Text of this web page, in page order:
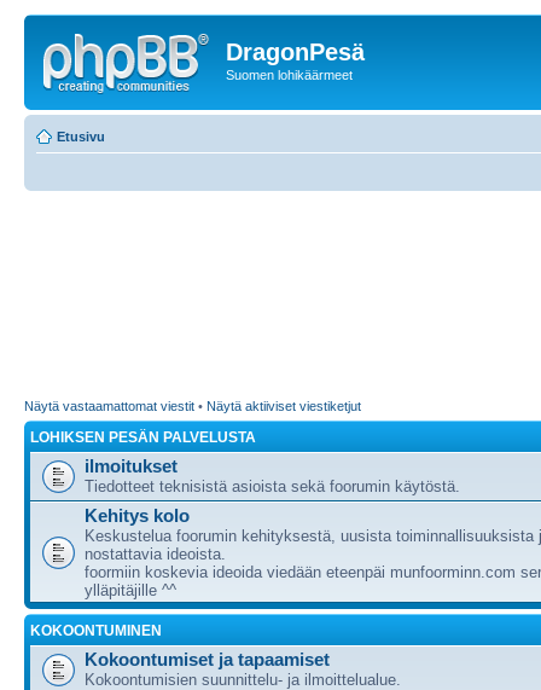
DragonPesä
Suomen lohikäärmeet
Etusivu
Näytä vastaamattomat viestit • Näytä aktiiviset viestiketjut
LOHIKSEN PESÄN PALVELUSTA
ilmoitukset
Tiedotteet teknisistä asioista sekä foorumin käytöstä.
Kehitys kolo
Keskustelua foorumin kehityksestä, uusista toiminnallisuuksista
nostattavia ideoista.
foormiin koskevia ideoida viedään eteenpäi munfoorminn.com
ylläpitäjille ^^
KOKOONTUMINEN
Kokoontumiset ja tapaamiset
Kokoontumisien suunnittelu- ja ilmoittelualue.